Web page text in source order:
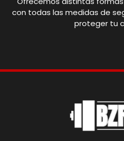
con todas las medidas de
proteger tu